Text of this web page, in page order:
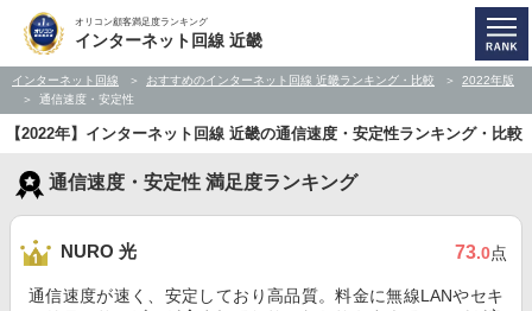
オリコン顧客満足度ランキング
インターネット回線 近畿
インターネット回線 おすすめのインターネット回線 近畿ランキング・比較
2022年版
通信速度・安定性
【2022年】インターネット回線 近畿の通信速度・安定性ランキング・比較
通信速度・安定性 満足度ランキング
NURO 光 73.0点
通信速度が速く、安定しており高品質。料金に無線LANやセキ